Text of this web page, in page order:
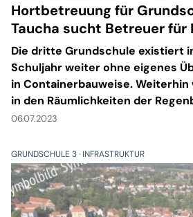
Hortbetreuung für
Taucha sucht Betreuer für
Die dritte Grundschule existiert
Schuljahr weiter ohne eigenes
in Containerbauweise.
in den Räumlichkeiten der
unterrichtet. Der Hortbereich
Schuljahr 2023/24 einige Kinder
im Hort der Grundschule am
06.07.2023
GRUNDSCHULE 3 INFRASTRUKTUR